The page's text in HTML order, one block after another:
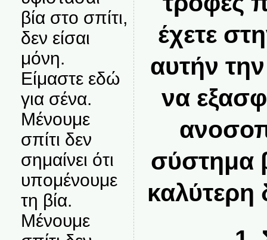
βία στο σπίτι,
δεν είσαι
μόνη.
Είμαστε εδώ
για σένα.
Μένουμε
σπίτι δεν
σημαίνει ότι
υπομένουμε
τη βία.
Μένουμε
έχετε
αυτήν
να
σύστημα